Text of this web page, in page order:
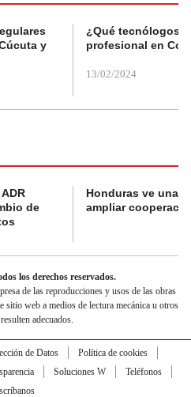
y
¿Qué tecnólogos
profesional en
13/02/2024
de
Honduras ve una
ampliar
los derechos reservados.
de las reproducciones y usos de las obras
sitio web a medios de lectura mecánica u otros
adecuados.
de Datos
Política de cookies
Soluciones W
Teléfonos